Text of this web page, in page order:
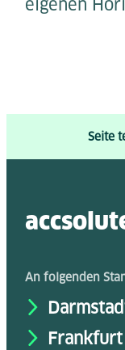
eigenen
Seite
An folgenden
Frankfurt